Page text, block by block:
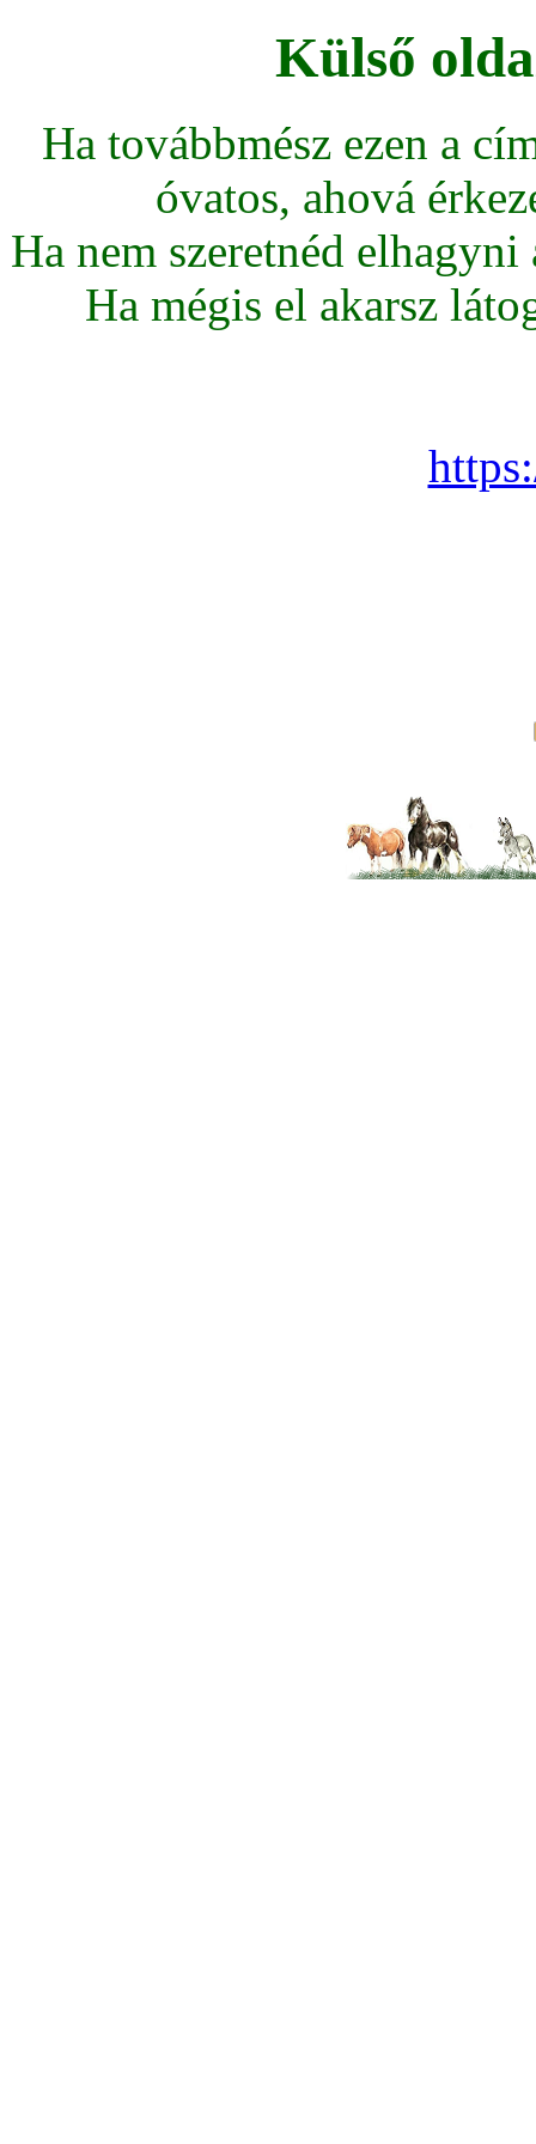
Külső
Ha továbbmész ezen a
óvatos, ahová
Ha nem szeretnéd
Ha mégis el akarsz